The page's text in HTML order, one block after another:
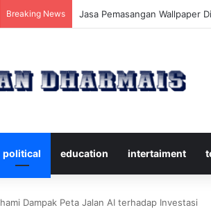
Breaking News Panduan Lengkap Mengenal
political education intertaiment
Dampak Peta Jalan AI terhadap Investasi